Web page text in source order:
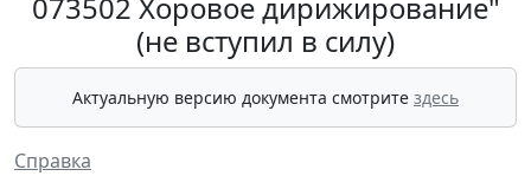
073502 Хоровое дирижирование"
(не вступил в силу)
Актуальную версию документа смотрите здесь
Справка